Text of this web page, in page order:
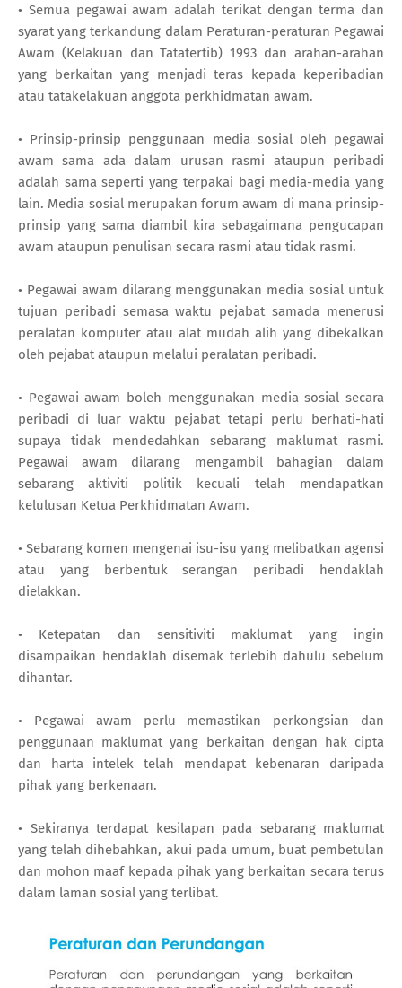
• Semua pegawai awam adalah terikat dengan terma dan
syarat yang terkandung dalam Peraturan-peraturan Pegawai
Awam (Kelakuan dan Tatatertib) 1993 dan arahan-arahan
yang berkaitan yang menjadi teras kepada keperibadian
atau tatakelakuan anggota perkhidmatan awam.
• Prinsip-prinsip penggunaan media sosial oleh pegawai
awam sama ada dalam urusan rasmi ataupun peribadi
adalah sama seperti yang terpakai bagi media-media yang
lain. Media sosial merupakan forum awam di mana prinsip-
prinsip yang sama diambil kira sebagaimana pengucapan
awam ataupun penulisan secara rasmi atau tidak rasmi.
• Pegawai awam dilarang menggunakan media sosial untuk
tujuan peribadi semasa waktu pejabat samada menerusi
peralatan komputer atau alat mudah alih yang dibekalkan
oleh pejabat ataupun melalui peralatan peribadi.
• Pegawai awam boleh menggunakan media sosial secara
peribadi di luar waktu pejabat tetapi perlu berhati-hati
supaya tidak mendedahkan sebarang maklumat rasmi.
Pegawai awam dilarang mengambil bahagian dalam
sebarang aktiviti politik kecuali telah mendapatkan
kelulusan Ketua Perkhidmatan Awam.
• Sebarang komen mengenai isu-isu yang melibatkan agensi
atau yang berbentuk serangan peribadi hendaklah
dielakkan.
• Ketepatan dan sensitiviti maklumat yang ingin
disampaikan hendaklah disemak terlebih dahulu sebelum
dihantar.
• Pegawai awam perlu memastikan perkongsian dan
penggunaan maklumat yang berkaitan dengan hak cipta
dan harta intelek telah mendapat kebenaran daripada
pihak yang berkenaan.
• Sekiranya terdapat kesilapan pada sebarang maklumat
yang telah dihebahkan, akui pada umum, buat pembetulan
dan mohon maaf kepada pihak yang berkaitan secara terus
dalam laman sosial yang terlibat.